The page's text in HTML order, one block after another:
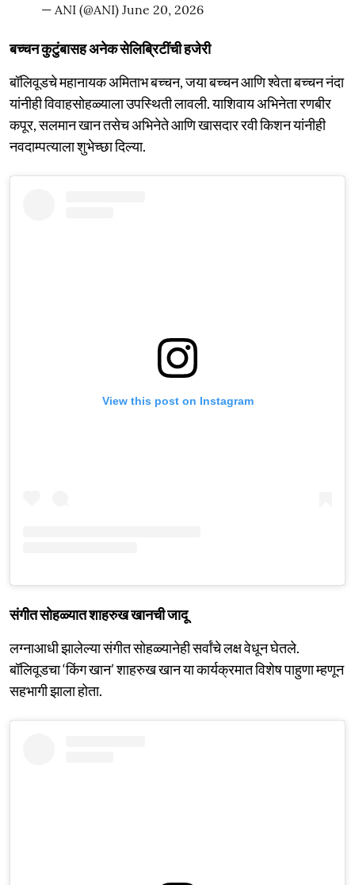
— ANI (@ANI) June 20, 2026
बच्चन कुटुंबासह अनेक सेलिब्रिटींची हजेरी
बॉलिवूडचे महानायक अमिताभ बच्चन, जया बच्चन आणि श्वेता बच्चन नंदा
यांनीही विवाहसोहळ्याला उपस्थिती लावली. याशिवाय अभिनेता रणबीर
कपूर, सलमान खान तसेच अभिनेते आणि खासदार रवी किशन यांनीही
नवदाम्पत्याला शुभेच्छा दिल्या.
View this post on Instagram
संगीत सोहळ्यात शाहरुख खानची जादू
लग्नाआधी झालेल्या संगीत सोहळ्यानेही सर्वांचे लक्ष वेधून घेतले.
बॉलिवूडचा ‘किंग खान’ शाहरुख खान या कार्यक्रमात विशेष पाहुणा म्हणून
सहभागी झाला होता.